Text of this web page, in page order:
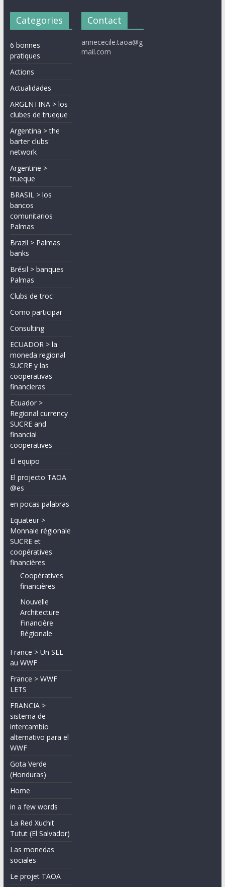
Categories
6 bonnes
pratiques
Actions
Actualidades
ARGENTINA > los
clubes de trueque
Argentina > the
barter clubs'
network
Argentine >
trueque
BRASIL > los
bancos
comunitarios
Palmas
Brazil > Palmas
banks
Brésil > banques
Palmas
Clubs de troc
Como participar
Consulting
ECUADOR > la
moneda regional
SUCRE y las
cooperativas
financieras
Ecuador >
Regional currency
SUCRE and
financial
cooperatives
El equipo
El projecto TAOA
@es
en pocas palabras
Equateur >
Monnaie régionale
SUCRE et
coopératives
financières
Coopératives
financières
Nouvelle
Architecture
Financière
Régionale
France > Un SEL
au WWF
France > WWF
LETS
FRANCIA >
sistema de
intercambio
alternativo para el
WWF
Gota Verde
(Honduras)
Home
in a few words
La Red Xuchit
Tutut (El Salvador)
Las monedas
sociales
Le projet TAOA
Contact
annececile.taoa@g
mail.com